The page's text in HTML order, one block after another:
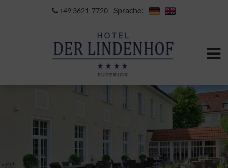
+49 3621-7720 Sprache: